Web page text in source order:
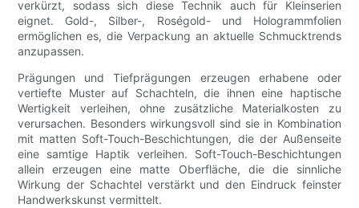
verkürzt, sodass sich diese Technik auch für Kleinserien
eignet. Gold-, Silber-, Roségold- und Hologrammfolien
ermöglichen es, die Verpackung an aktuelle Schmucktrends
anzupassen.
Prägungen und Tiefprägungen erzeugen erhabene oder
vertiefte Muster auf Schachteln, die ihnen eine haptische
Wertigkeit verleihen, ohne zusätzliche Materialkosten zu
verursachen. Besonders wirkungsvoll sind sie in Kombination
mit matten Soft-Touch-Beschichtungen, die der Außenseite
eine samtige Haptik verleihen. Soft-Touch-Beschichtungen
allein erzeugen eine matte Oberfläche, die die sinnliche
Wirkung der Schachtel verstärkt und den Eindruck feinster
Handwerkskunst vermittelt.